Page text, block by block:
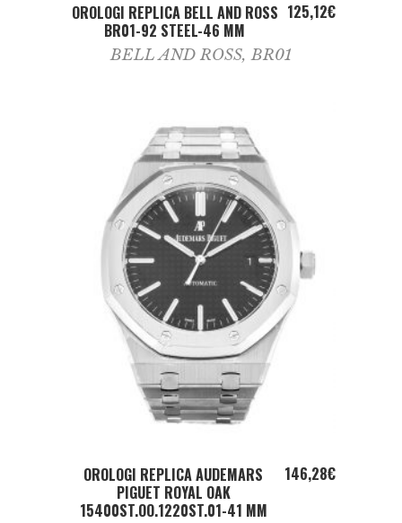
ADD TO CART
OROLOGI REPLICA BELL AND ROSS
BR01-92 STEEL-46 MM
125,12€
BELL AND ROSS,BR01
ADD TO CART
OROLOGI REPLICA AUDEMARS
PIGUET ROYAL OAK
15400ST.OO.1220ST.01-41 MM
146,28€